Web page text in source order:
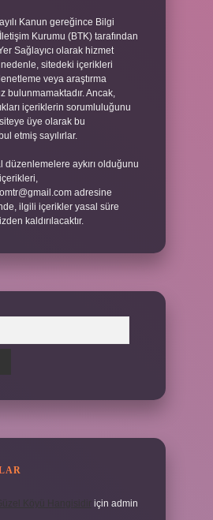
Kanun gereğince Bilgi
Kurumu (BTK) tarafından
Sağlayıcı olarak hizmet
sitedeki içerikleri
veya araştırma
bulunmamaktadır. Ancak,
içeriklerin sorumluluğunu
üye olarak bu
etmiş sayılırlar.
düzenlemelere aykırı olduğunu
adresine
ilgili içerikler yasal süre
kaldırılacaktır.
için admin